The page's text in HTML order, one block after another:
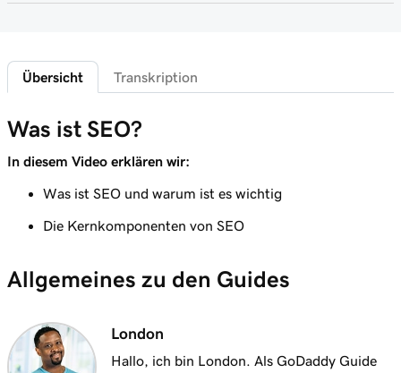
Lektion 7 (von 8)
On-Page-Inhalt
Lektion 8 (von 8)
Schlüsselwörtern
Übersicht Transkription
Was ist SEO?
In diesem Video erklären wir:
Was ist SEO und warum ist es wichtig
Die Kernkomponenten von SEO
Allgemeines zu den Guides
London
Hallo, ich bin London. Als GoDaddy Guide